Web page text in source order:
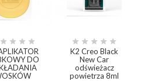
   
DO
    
K2 Creo Black
New Car
odświeżacz
powietrza 8ml